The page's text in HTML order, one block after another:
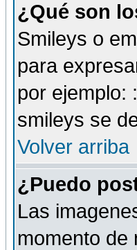
¿Qué son
Smileys o
para
por ejemplo:
smileys se
Volver arriba
¿Puedo
Las
momento de